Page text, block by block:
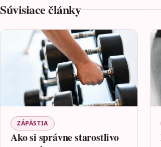
Súvisiace články
ZÁPÄSTIA
Ako si správne starostlivo